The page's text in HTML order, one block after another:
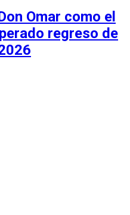
Omar como el
regreso de